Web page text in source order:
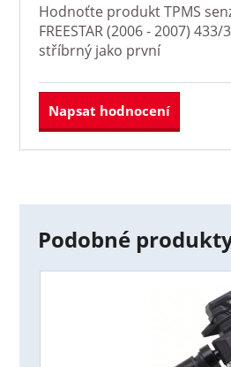
Hodnoťte produktTPMS
FREESTAR (2006 - 2007) 433/
stříbrnýjako první
Napsat hodnocení
Podobné